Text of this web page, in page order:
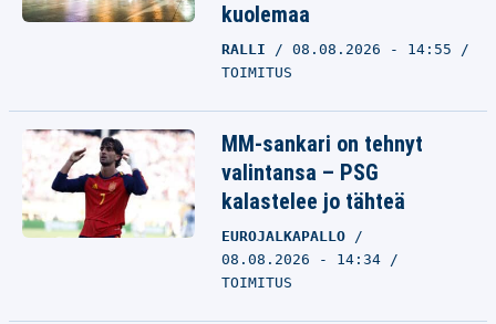
kuolemaa
RALLI
08.08.2026 - 14:55
TOIMITUS
MM-sankari on tehnyt
valintansa – PSG
kalastelee jo tähteä
EUROJALKAPALLO
08.08.2026 - 14:34
TOIMITUS